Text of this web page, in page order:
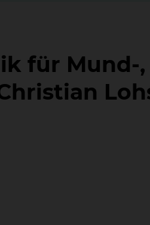
für Mund-